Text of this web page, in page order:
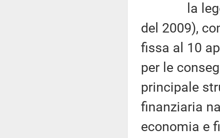
la legge
del 2009),
fissa al 10
per le
principale
finanziaria
economia e